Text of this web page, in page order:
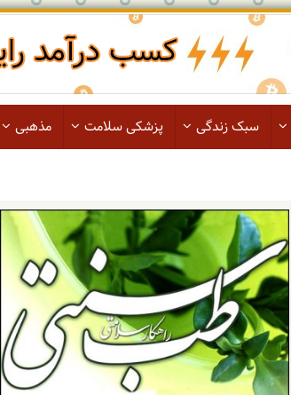
سبک زندگی پزشکی سلامت مذهبی